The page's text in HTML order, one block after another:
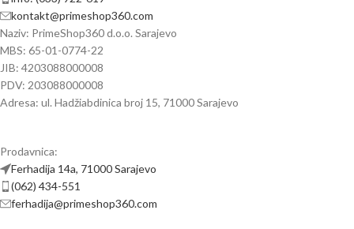
kontakt@primeshop360.com
Naziv: PrimeShop360 d.o.o. Sarajevo
MBS: 65-01-0774-22
JIB: 4203088000008
PDV: 203088000008
Adresa: ul. Hadžiabdinica broj 15, 71000 Sarajevo
Prodavnica:
Ferhadija 14a, 71000 Sarajevo
(062) 434-551
ferhadija@primeshop360.com